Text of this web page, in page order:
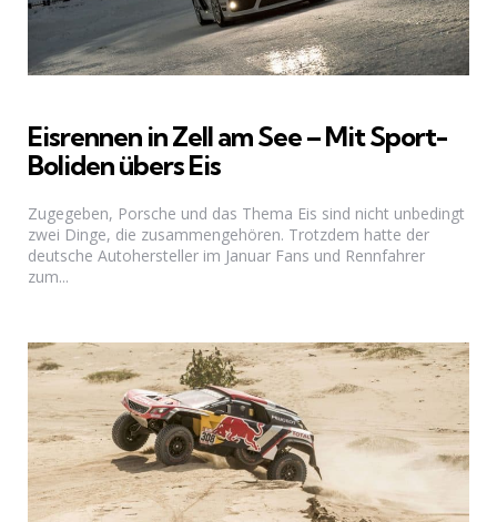
Eisrennen in Zell am See – Mit Sport-
Boliden übers Eis
Zugegeben, Porsche und das Thema Eis sind nicht unbedingt
zwei Dinge, die zusammengehören. Trotzdem hatte der
deutsche Autohersteller im Januar Fans und Rennfahrer
zum...